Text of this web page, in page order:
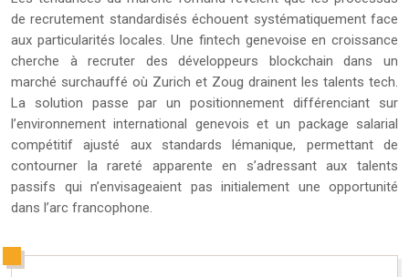
de recrutement standardisés échouent systématiquement face
aux particularités locales. Une fintech genevoise en croissance
cherche à recruter des développeurs blockchain dans un
marché surchauffé où Zurich et Zoug drainent les talents tech.
La solution passe par un positionnement différenciant sur
l’environnement international genevois et un package salarial
compétitif ajusté aux standards lémanique, permettant de
contourner la rareté apparente en s’adressant aux talents
passifs qui n’envisageaient pas initialement une opportunité
dans l’arc francophone.